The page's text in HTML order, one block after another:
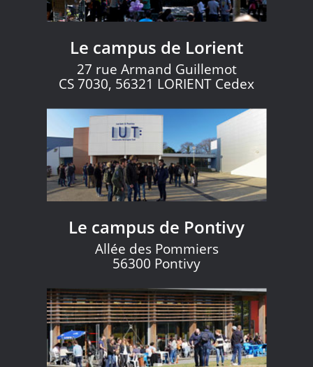
Le campus de Lorient
27 rue Armand Guillemot
CS 7030, 56321 LORIENT Cedex
Le campus de Pontivy
Allée des Pommiers
56300 Pontivy